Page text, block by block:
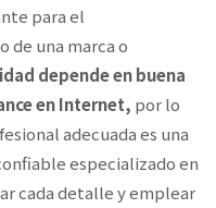
para el
de una marca o
depende en buena
en Internet, por lo
adecuada es una
especializado en
cada detalle y emplear